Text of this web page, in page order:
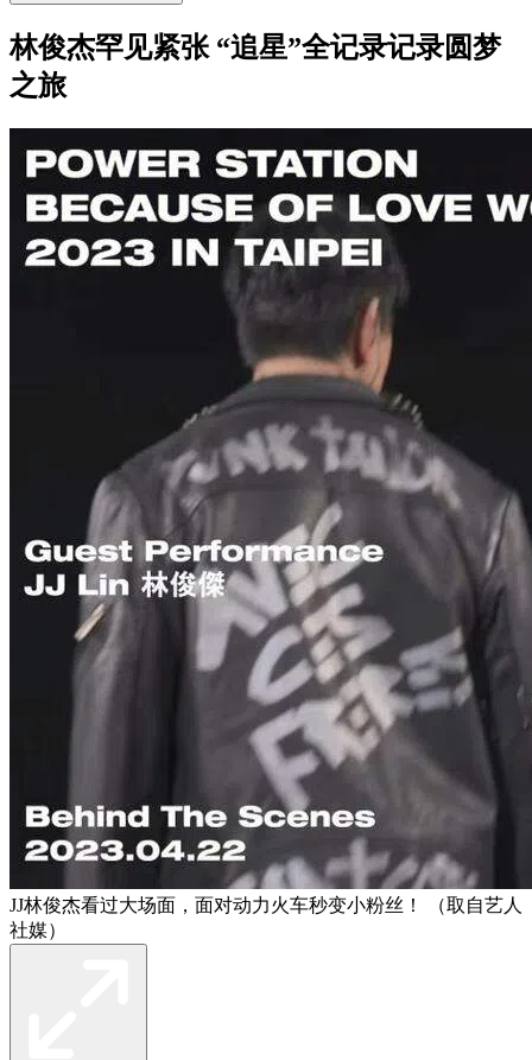
林俊杰罕见紧张 “追星”全记录记录圆梦
之旅
JJ林俊杰看过大场面，面对动力火车秒变小粉丝！ （取自艺人
社媒）